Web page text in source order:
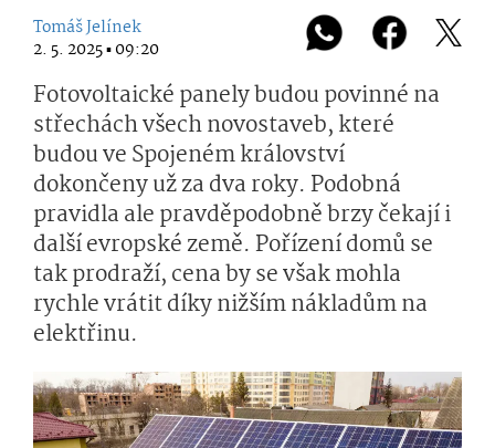
Tomáš Jelínek
2. 5. 2025 ▪ 09:20
Fotovoltaické panely budou povinné na
střechách všech novostaveb, které
budou ve Spojeném království
dokončeny už za dva roky. Podobná
pravidla ale pravděpodobně brzy čekají i
další evropské země. Pořízení domů se
tak prodraží, cena by se však mohla
rychle vrátit díky nižším nákladům na
elektřinu.